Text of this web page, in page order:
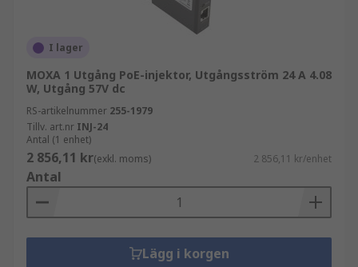
I lager
MOXA 1 Utgång PoE-injektor, Utgångsström 24 A 4.08
W, Utgång 57V dc
RS-artikelnummer 255-1979
Tillv. art.nr INJ-24
Antal (1 enhet)
2 856,11 kr(exkl. moms) 2 856,11 kr/enhet
Antal
Lägg i korgen